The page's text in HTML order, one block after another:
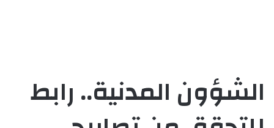
الشؤون المدنية.. رابط